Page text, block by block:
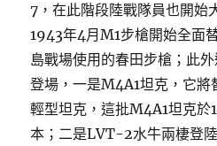
7，在此階段陸戰隊員也開始
1943年4月M1步槍開始全面
島戰場使用的春田步槍；此
登場，一是M4A1坦克，它將
輕型坦克，這批M4A1坦克
本；二是LVT-2水牛兩棲登